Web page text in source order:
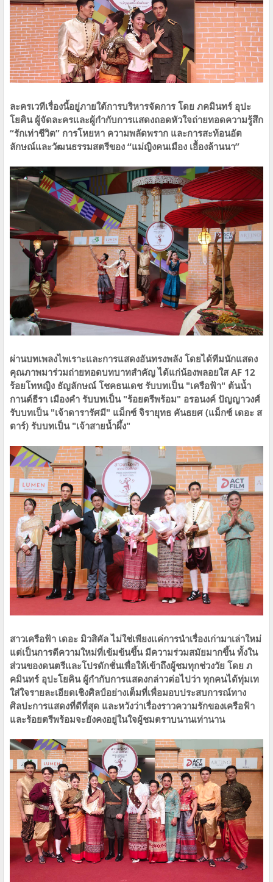
ละครเวทีเรื่องนี้อยู่ภายใต้การบริหารจัดการ โดย ภคมินทร์ อุปะ
โยคิน ผู้จัดละครและผู้กำกับการแสดงถอดหัวใจถ่ายทอดความรู้สึก
“รักเท่าชีวิต” การโหยหา ความพลัดพราก และการสะท้อนอัต
ลักษณ์และวัฒนธรรมสตรีของ “แม่ญิงคนเมือง เอื้องล้านนา”
ผ่านบทเพลงไพเราะและการแสดงอันทรงพลัง โดยได้ทีมนักแสดง
คุณภาพมาร่วมถ่ายทอดบทบาทสำคัญ ได้แก่น้องพลอยใส AF 12
ร้อยโทหญิง ธัญลักษณ์ โชคธนเดช รับบทเป็น "เครือฟ้า" ต้นน้ำ
กานต์ธีรา เมืองคำ รับบทเป็น "ร้อยตรีพร้อม" อรอนงค์ ปัญญาวงศ์
รับบทเป็น "เจ้าดารารัศมี" แม็กซ์ จิรายุทธ คันธยศ (แม็กซ์ เดอะ ส
ตาร์) รับบทเป็น "เจ้าสายน้ำผึ้ง"
สาวเครือฟ้า เดอะ มิวสิคัล ไม่ใช่เพียงแค่การนำเรื่องเก่ามาเล่าใหม่
แต่เป็นการตีความใหม่ที่เข้มข้นขึ้น มีความร่วมสมัยมากขึ้น ทั้งใน
ส่วนของดนตรีและโปรดักชั่นเพื่อให้เข้าถึงผู้ชมทุกช่วงวัย โดย ภ
คมินทร์ อุปะโยคิน ผู้กำกับการแสดงกล่าวต่อไปว่า ทุกคนได้ทุ่มเท
ใส่ใจรายละเอียดเชิงศิลป์อย่างเต็มที่เพื่อมอบประสบการณ์ทาง
ศิลปะการแสดงที่ดีที่สุด และหวังว่าเรื่องราวความรักของเครือฟ้า
และร้อยตรีพร้อมจะยังคงอยู่ในใจผู้ชมตราบนานเท่านาน